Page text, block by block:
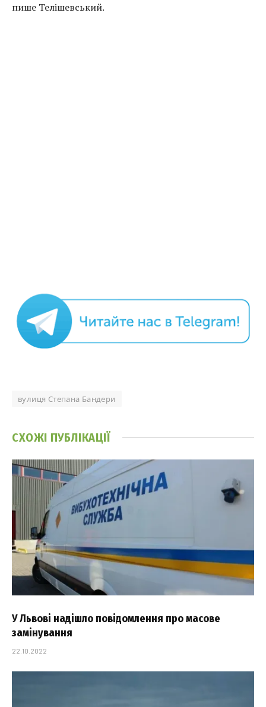
пише Телішевський.
вулиця Степана Бандери
СХОЖІ ПУБЛІКАЦІЇ
У Львові надішло повідомлення про масове
замінування
22.10.2022